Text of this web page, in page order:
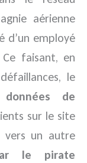
aérienne
d’un employé
faisant, en
le
de
sur le site
vers un autre
le pirate